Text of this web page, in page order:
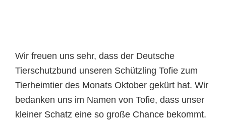
Wir freuen uns sehr, dass der Deutsche
Tierschutzbund unseren Schützling Tofie zum
Tierheimtier des Monats Oktober gekürt hat. Wir
bedanken uns im Namen von Tofie, dass unser
kleiner Schatz eine so große Chance bekommt.